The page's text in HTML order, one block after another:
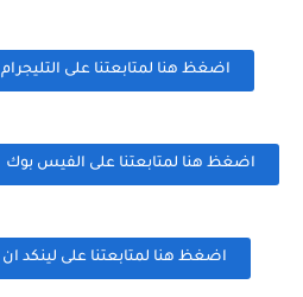
اضغظ هنا لمتابعتنا على التليجرام
اضغظ هنا لمتابعتنا على الفيس بوك
اضغظ هنا لمتابعتنا على لينكد ان